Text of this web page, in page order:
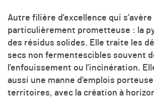
Autre filière d’excellence qui s’avère
particulièrement prometteuse : la
des résidus solides. Elle traite les
secs non fermentescibles souvent
l’enfouissement ou l’incinération.
aussi une manne d’emplois
territoires, avec la création à